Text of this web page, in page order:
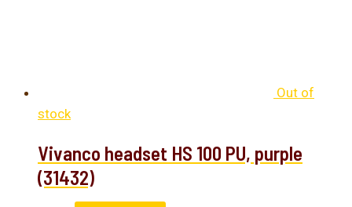
Out of
stock
Vivanco headset HS 100 PU, purple
(31432)